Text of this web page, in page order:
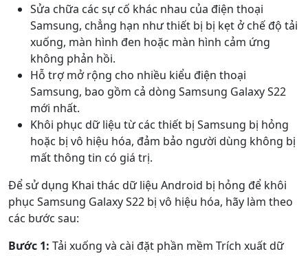
Sửa chữa các sự cố khác nhau của điện thoại
Samsung, chẳng hạn như thiết bị bị kẹt ở chế độ tải
xuống, màn hình đen hoặc màn hình cảm ứng
không phản hồi.
Hỗ trợ mở rộng cho nhiều kiểu điện thoại
Samsung, bao gồm cả dòng Samsung Galaxy S22
mới nhất.
Khôi phục dữ liệu từ các thiết bị Samsung bị hỏng
hoặc bị vô hiệu hóa, đảm bảo người dùng không bị
mất thông tin có giá trị.
Để sử dụng Khai thác dữ liệu Android bị hỏng để khôi
phục Samsung Galaxy S22 bị vô hiệu hóa, hãy làm theo
các bước sau:
Bước 1: Tải xuống và cài đặt phần mềm Trích xuất dữ